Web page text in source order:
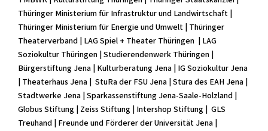
Thüringer Ministerium für Infrastruktur und Landwirtschaft |
Thüringer Ministerium für Energie und Umwelt | Thüringer
Theaterverband | LAG Spiel + Theater Thüringen | LAG
Soziokultur Thüringen | Studierendenwerk Thüringen |
Bürgerstiftung Jena | Kulturberatung Jena | IG Soziokultur Jena
| Theaterhaus Jena | StuRa der FSU Jena | Stura des EAH Jena |
Stadtwerke Jena | Sparkassenstiftung Jena-Saale-Holzland |
Globus Stiftung | Zeiss Stiftung | Intershop Stiftung | GLS
Treuhand | Freunde und Förderer der Universität Jena |